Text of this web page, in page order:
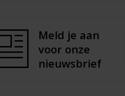
Meld je aan
voor onze
nieuwsbrief